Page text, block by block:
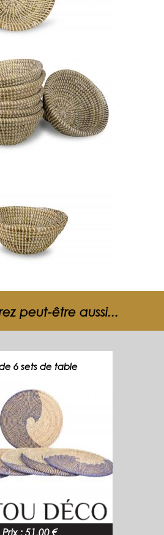
peut-être aussi...
6 sets de table
Prix : 51.00 €